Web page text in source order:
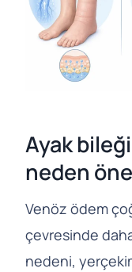
Ayak
neden
Venöz ödem
çevresinde
nedeni,